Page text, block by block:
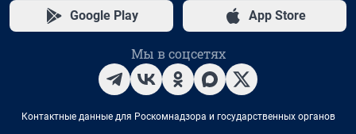
Google Play App Store
Мы в соцсетях
Контактные данные для Роскомнадзора и государственных органов